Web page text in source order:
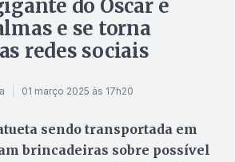
do Oscar é
e se torna
redes sociais
01 março 2025 às 17h20
sendo transportada em
brincadeiras sobre possível